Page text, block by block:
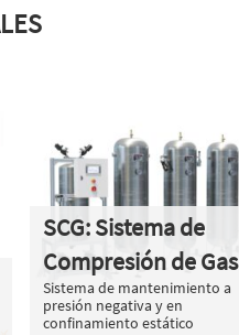
SCG: Sistema de
Compresión de Gas
Sistema de mantenimiento a
presión negativa y en
confinamiento estático